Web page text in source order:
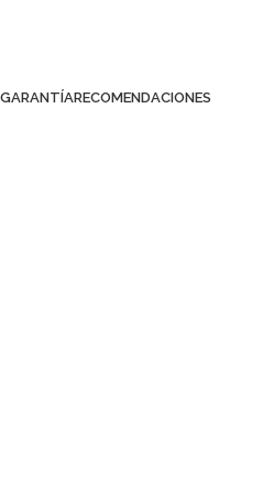
GARANTÍARECOMENDACIONES